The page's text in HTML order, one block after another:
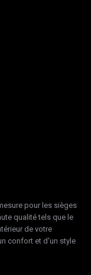
pour les sièges
qualité tels que le
de votre
confort et d'un style